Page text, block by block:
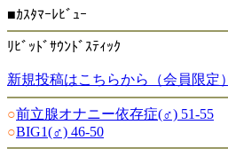
■ｶｽﾀﾏｰﾚﾋﾞｭｰ
ﾘﾋﾞｯﾄﾞｻｳﾝﾄﾞｽﾃｨｯｸ
新規投稿はこちらから（会員限定）
○前立腺オナニー依存症(♂) 51-55
○BIG1(♂) 46-50